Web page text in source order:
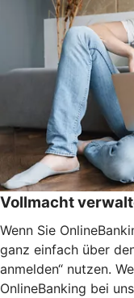
Vollmacht
Wenn Sie
ganz einfach über
anmelden“ nutzen.
OnlineBanking bei